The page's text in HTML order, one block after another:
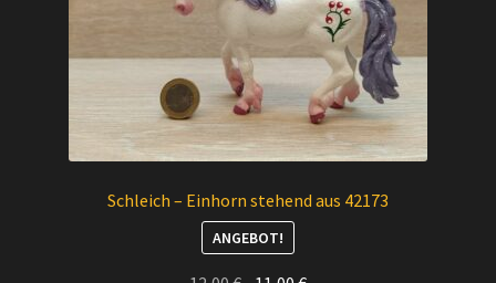
Schleich – Einhorn stehend aus 42173
ANGEBOT!